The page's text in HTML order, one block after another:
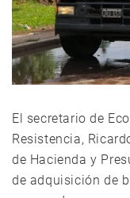
El secretario de
Resistencia,
de Hacienda y
de adquisición de